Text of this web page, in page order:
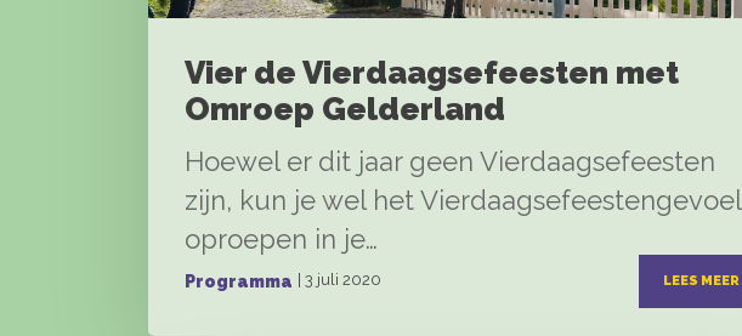
Vier de Vierdaagsefeesten met
Omroep Gelderland
Hoewel er dit jaar geen Vierdaagsefeesten
zijn, kun je wel het Vierdaagsefeestengevoel
oproepen in je…
Programma | 3 juli 2020 LEES MEER